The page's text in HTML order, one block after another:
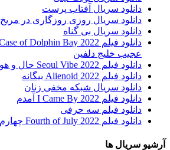
دانلود سریال آفتاب پرست
دانلود سریال روزی روزگاری در مریخ
دانلود سریال بی گناه
عجیب خلیج دلفین
دانلود فیلم Seoul Vibe 2022 حال و هوای سئول
دانلود فیلم Alienoid 2022 بیگانه
دانلود سریال شبکه مخفی زنان
دانلود فیلم I Came By 2022 آمدم
دانلود فیلم سه حرفی
دانلود فیلم Fourth of July 2022 چهارم جولای
آرشیو سریال ها